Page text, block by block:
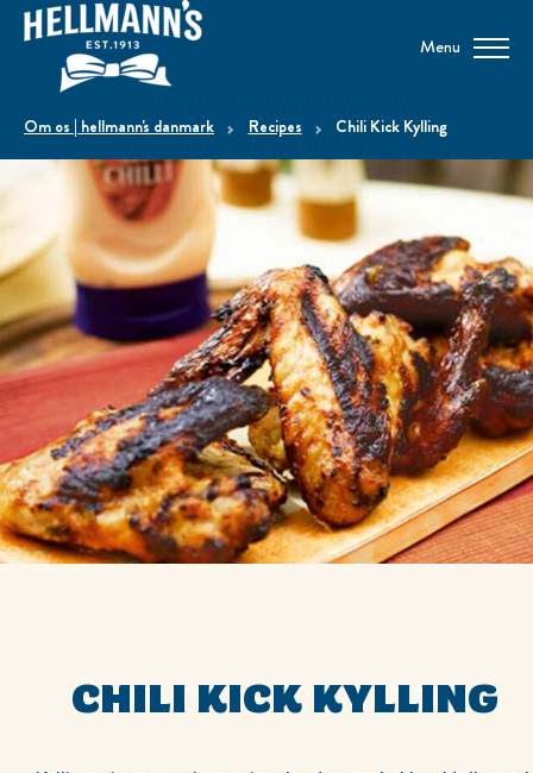
Menu
om os | hellmann's danmark Recipes Chili Kick Kylling
CHILI KICK KYLLING